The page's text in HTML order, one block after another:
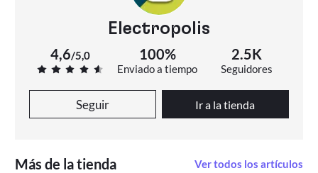
Electropolis
4,6/5,0 100%
Enviado a tiempo
2.5K
Seguidores
Seguir Ir a la tienda
Más de la tienda Ver todos los artículos